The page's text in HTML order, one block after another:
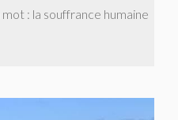
: la souffrance humaine